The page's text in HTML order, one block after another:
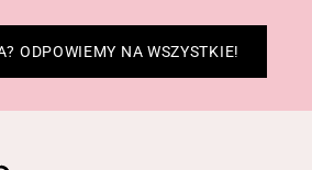
ODPOWIEMY NA WSZYSTKIE!